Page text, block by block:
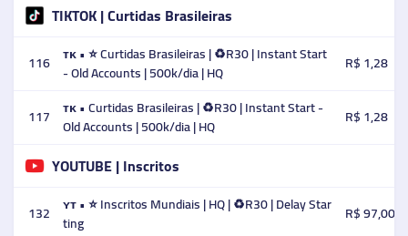
TIKTOK | Curtidas Brasileiras
116 ᴛᴋ • ⭐ Curtidas Brasileiras | ♻️R30 | Instant Start
- Old Accounts | 500k/dia | HQ
R$ 1,28
117 ᴛᴋ • Curtidas Brasileiras | ♻️R30 | Instant Start -
Old Accounts | 500k/dia | HQ
R$ 1,28
YOUTUBE | Inscritos
132 ʏᴛ • ⭐ Inscritos Mundiais | HQ | ♻️R30 | Delay Star
ting
R$ 97,00